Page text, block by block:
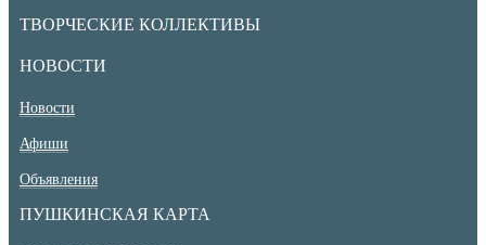
ТВОРЧЕСКИЕ КОЛЛЕКТИВЫ
НОВОСТИ
Новости
Афиши
Объявления
ПУШКИНСКАЯ КАРТА